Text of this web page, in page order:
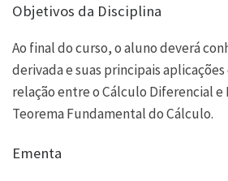
Objetivos da Disciplina
Ao final do curso, o aluno deverá
derivada e suas principais
relação entre o Cálculo Diferencial
Teorema Fundamental do Cálculo.
Ementa